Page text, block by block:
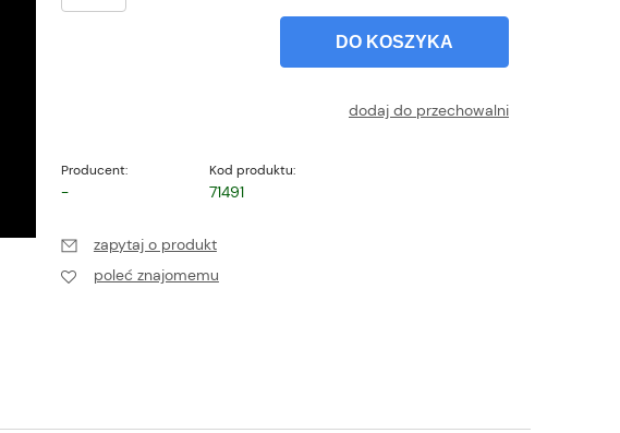
DO KOSZYKA
dodaj do przechowalni
Producent:
-
Kod produktu:
71491
zapytaj o produkt
poleć znajomemu